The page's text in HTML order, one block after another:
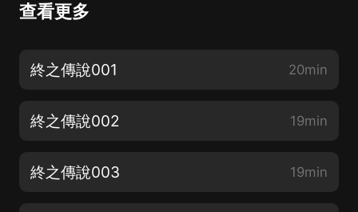
查看更多
終之傳說001 20min
終之傳說002 19min
終之傳說003 19min